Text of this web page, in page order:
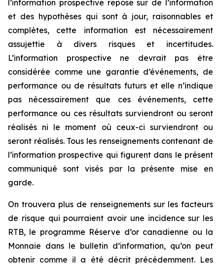
l’information prospective repose sur de l’information
et des hypothèses qui sont à jour, raisonnables et
complètes, cette information est nécessairement
assujettie à divers risques et incertitudes.
L’information prospective ne devrait pas être
considérée comme une garantie d’événements, de
performance ou de résultats futurs et elle n’indique
pas nécessairement que ces événements, cette
performance ou ces résultats surviendront ou seront
réalisés ni le moment où ceux-ci surviendront ou
seront réalisés. Tous les renseignements contenant de
l’information prospective qui figurent dans le présent
communiqué sont visés par la présente mise en
garde.
On trouvera plus de renseignements sur les facteurs
de risque qui pourraient avoir une incidence sur les
RTB, le programme Réserve d’or canadienne ou la
Monnaie dans le bulletin d’information, qu’on peut
obtenir comme il a été décrit précédemment. Les